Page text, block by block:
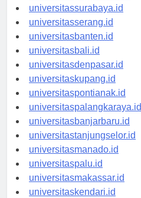
universitassurabaya.id
universitasserang.id
universitasbanten.id
universitasbali.id
universitasdenpasar.id
universitaskupang.id
universitaspontianak.id
universitaspalangkaraya.id
universitasbanjarbaru.id
universitastanjungselor.id
universitasmanado.id
universitaspalu.id
universitasmakassar.id
universitaskendari.id